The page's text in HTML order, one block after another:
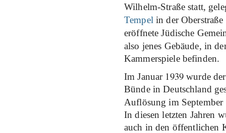
Wilhelm-Straße statt,
Tempel in der Oberstraße
eröffnete Jüdische
also jenes Gebäude, in
Kammerspiele befinden.
Im Januar 1939 wurde
Bünde in Deutschland
Auflösung im September
In diesen letzten Jahren
auch in den öffentlichen